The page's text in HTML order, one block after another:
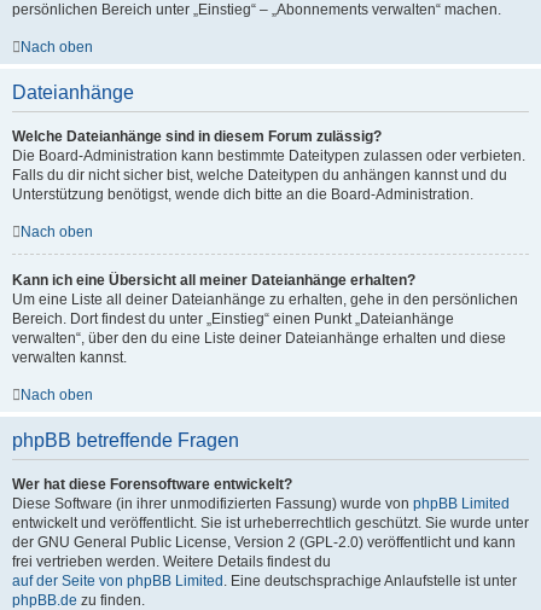
persönlichen Bereich unter „Einstieg“ – „Abonnements verwalten“ machen.
Nach oben
Dateianhänge
Welche Dateianhänge sind in diesem Forum zulässig?
Die Board-Administration kann bestimmte Dateitypen zulassen oder verbieten.
Falls du dir nicht sicher bist, welche Dateitypen du anhängen kannst und du
Unterstützung benötigst, wende dich bitte an die Board-Administration.
Nach oben
Kann ich eine Übersicht all meiner Dateianhänge erhalten?
Um eine Liste all deiner Dateianhänge zu erhalten, gehe in den persönlichen
Bereich. Dort findest du unter „Einstieg“ einen Punkt „Dateianhänge
verwalten“, über den du eine Liste deiner Dateianhänge erhalten und diese
verwalten kannst.
Nach oben
phpBB betreffende Fragen
Wer hat diese Forensoftware entwickelt?
Diese Software (in ihrer unmodifizierten Fassung) wurde von phpBB Limited
entwickelt und veröffentlicht. Sie ist urheberrechtlich geschützt. Sie wurde unter
der GNU General Public License, Version 2 (GPL-2.0) veröffentlicht und kann
frei vertrieben werden. Weitere Details findest du
auf der Seite von phpBB Limited . Eine deutschsprachige Anlaufstelle ist unter
phpBB.de zu finden.